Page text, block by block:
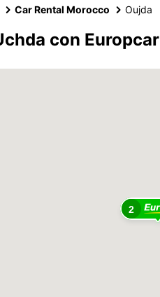
Car Rental Morocco Oujda
con Europcar
2